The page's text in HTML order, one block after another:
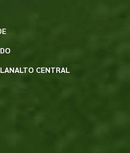
CENTRAL